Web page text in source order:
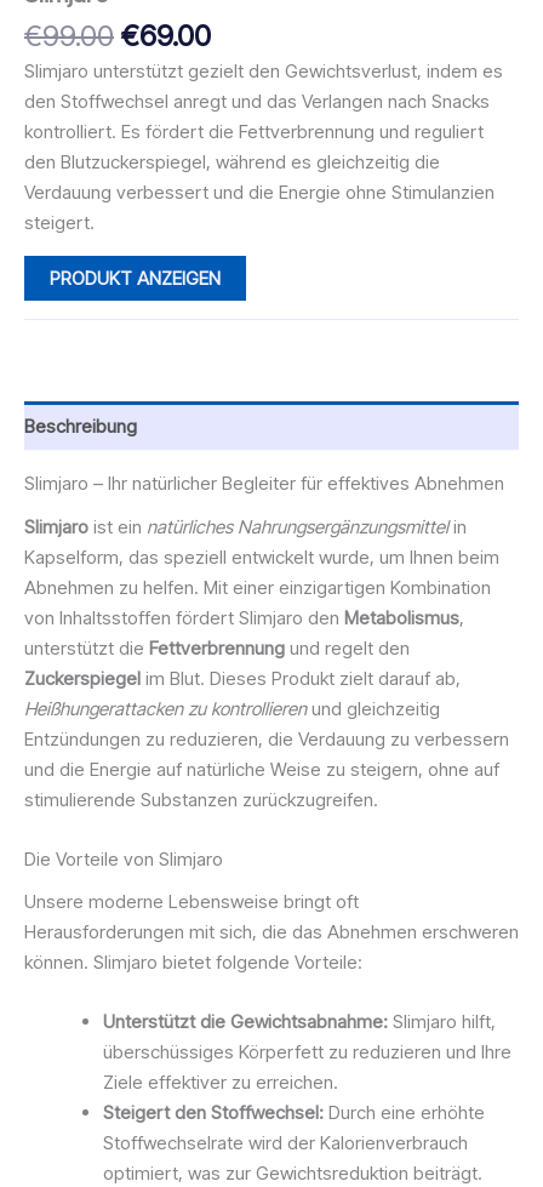
€99.00Ursprünglicher
Preis
war:
€99.00
€69.00Aktueller
Preis
ist:
€69.00.
Slimjaro unterstützt gezielt den Gewichtsverlust, indem es
den Stoffwechsel anregt und das Verlangen nach Snacks
kontrolliert. Es fördert die Fettverbrennung und reguliert
den Blutzuckerspiegel, während es gleichzeitig die
Verdauung verbessert und die Energie ohne Stimulanzien
steigert.
PRODUKT ANZEIGEN
Beschreibung
Slimjaro – Ihr natürlicher Begleiter für effektives Abnehmen
Slimjaro ist ein natürliches Nahrungsergänzungsmittelin
Kapselform, das speziell entwickelt wurde, um Ihnen beim
Abnehmen zu helfen. Mit einer einzigartigen Kombination
von Inhaltsstoffen fördert Slimjaro den Metabolismus,
unterstützt die Fettverbrennung und regelt den
Zuckerspiegel im Blut. Dieses Produkt zielt darauf ab,
Heißhungerattacken zu kontrollierenund gleichzeitig
Entzündungen zu reduzieren, die Verdauung zu verbessern
und die Energie auf natürliche Weise zu steigern, ohne auf
stimulierende Substanzen zurückzugreifen.
Die Vorteile von Slimjaro
Unsere moderne Lebensweise bringt oft
Herausforderungen mit sich, die das Abnehmen erschweren
können. Slimjaro bietet folgende Vorteile:
Unterstützt die Gewichtsabnahme: Slimjaro hilft,
überschüssiges Körperfett zu reduzieren und Ihre
Ziele effektiver zu erreichen.
Steigert den Stoffwechsel: Durch eine erhöhte
Stoffwechselrate wird der Kalorienverbrauch
optimiert, was zur Gewichtsreduktion beiträgt.